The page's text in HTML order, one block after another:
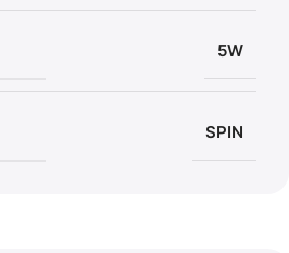
5W
SPIN